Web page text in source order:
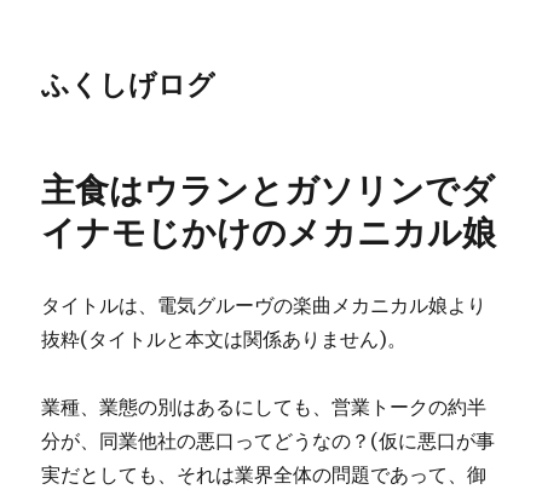
ふくしげログ
主食はウランとガソリンでダ
イナモじかけのメカニカル娘
タイトルは、電気グルーヴの楽曲メカニカル娘より
抜粋(タイトルと本文は関係ありません)。
業種、業態の別はあるにしても、営業トークの約半
分が、同業他社の悪口ってどうなの？(仮に悪口が事
実だとしても、それは業界全体の問題であって、御